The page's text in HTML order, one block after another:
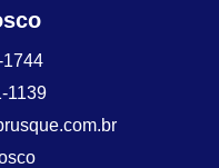
1744
1139